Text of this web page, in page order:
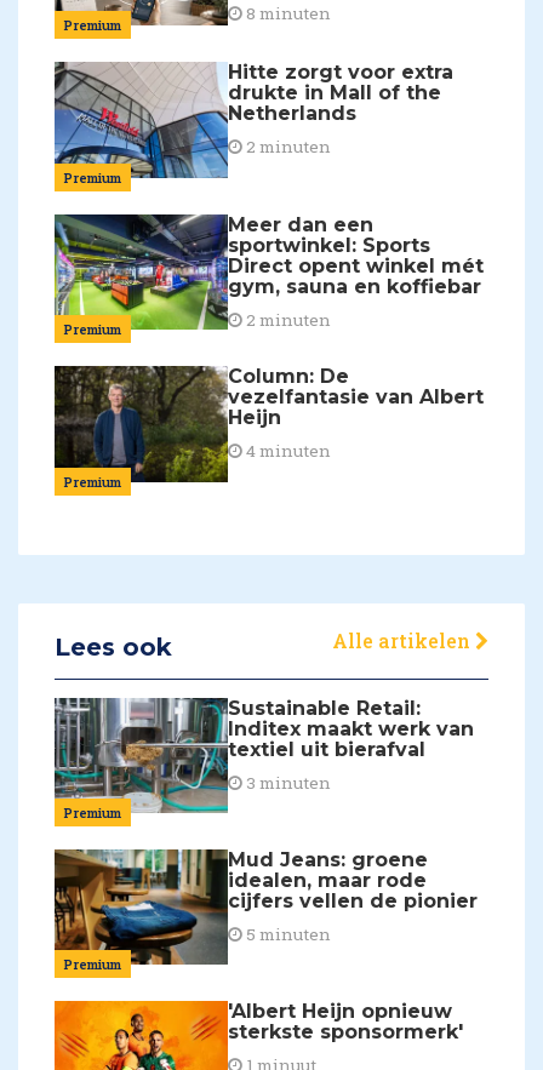
Premium
8 minuten
Premium
Hitte zorgt voor extra
drukte in Mall of the
Netherlands
2 minuten
Premium
Meer dan een
sportwinkel: Sports
Direct opent winkel mét
gym, sauna en koffiebar
2 minuten
Premium
Column: De
vezelfantasie van Albert
Heijn
4 minuten
Lees ook Alle artikelen
Premium
Sustainable Retail:
Inditex maakt werk van
textiel uit bierafval
3 minuten
Premium
Mud Jeans: groene
idealen, maar rode
cijfers vellen de pionier
5 minuten
'Albert Heijn opnieuw
sterkste sponsormerk'